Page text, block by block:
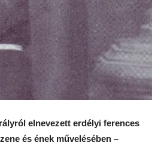
elnevezett erdélyi ferences
és ének művelésében –